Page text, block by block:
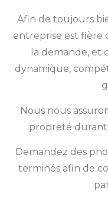
Afin de toujours
entreprise est fière
la demande, et
dynamique,
Nous nous
propreté durant
Demandez des
terminés afin de